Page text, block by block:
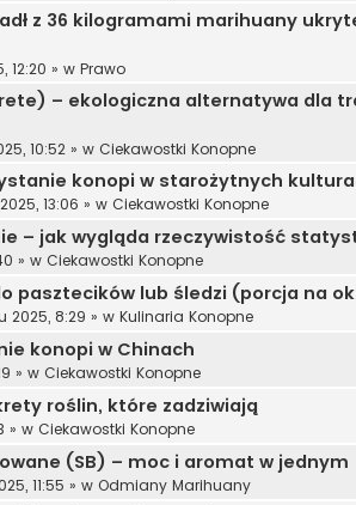
z 36 kilogramami marihuany
12:20 » w Prawo
– ekologiczna alternatywa dla
10:52 » w Ciekawostki Konopne
konopi w starożytnych
13:06 » w Ciekawostki Konopne
– jak wygląda rzeczywistość
» w Ciekawostki Konopne
pasztecików lub śledzi (porcja na
2025, 8:29 » w Kulinaria Konopne
konopi w Chinach
» w Ciekawostki Konopne
roślin, które zadziwiają
» w Ciekawostki Konopne
(SB) – moc i aromat w jednym
11:55 » w Odmiany Marihuany